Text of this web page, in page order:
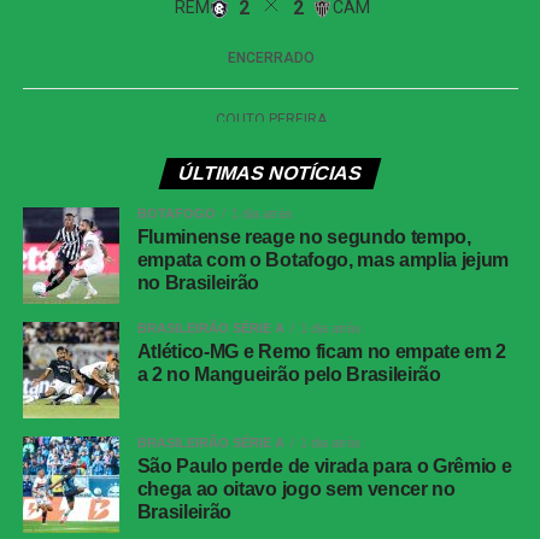
Share
ÚLTIMAS NOTÍCIAS
BOTAFOGO 1 dia atrás
Fluminense reage no segundo tempo,
empata com o Botafogo, mas amplia jejum
no Brasileirão
BRASILEIRÃO SÉRIE A 1 dia atrás
Atlético-MG e Remo ficam no empate em 2
a 2 no Mangueirão pelo Brasileirão
BRASILEIRÃO SÉRIE A 1 dia atrás
São Paulo perde de virada para o Grêmio e
chega ao oitavo jogo sem vencer no
Brasileirão